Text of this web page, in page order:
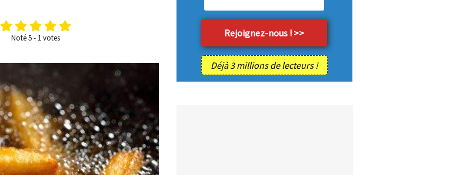
Noté5- 1 votes
Déjà 3 millions de lecteurs !